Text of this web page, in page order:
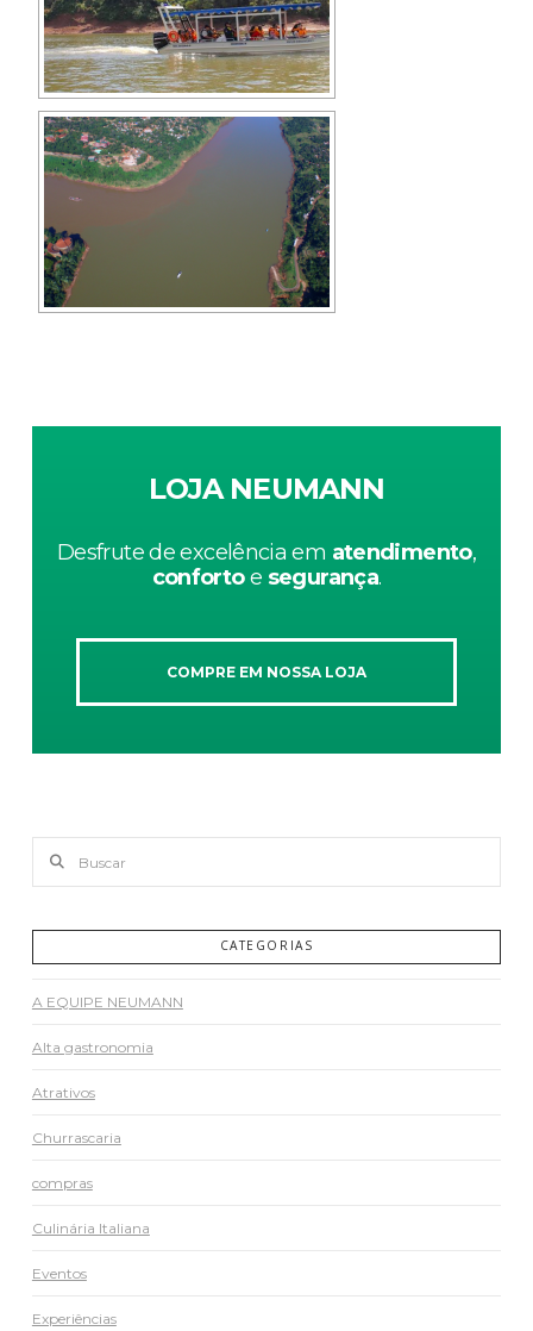
LOJA NEUMANN
Desfrute de excelência em atendimento,
confortoe segurança.
COMPRE EM NOSSA LOJA
CATEGORIAS
A EQUIPE NEUMANN
Alta gastronomia
Atrativos
Churrascaria
compras
Culinária Italiana
Eventos
Experiências